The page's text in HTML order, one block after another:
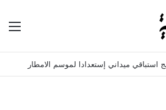
استباقي ميداني إستعدادا لموسم الامطار